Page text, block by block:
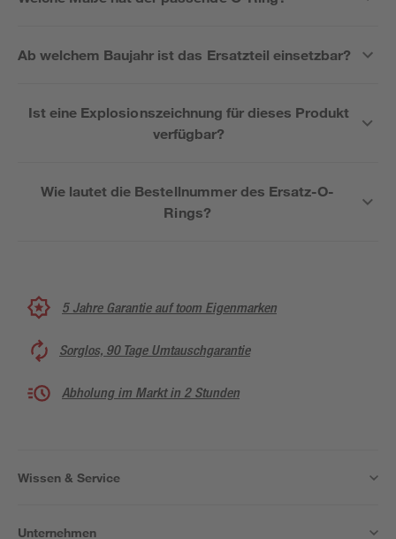
Ab welchem Baujahr ist das Ersatzteil einsetzbar?
Ist eine Explosionszeichnung für dieses Produkt
verfügbar?
Wie lautet die Bestellnummer des Ersatz-O-
Rings?
5 Jahre Garantie auf toom Eigenmarken
Sorglos, 90 Tage Umtauschgarantie
Abholung im Markt in 2 Stunden
Wissen & Service
Unternehmen